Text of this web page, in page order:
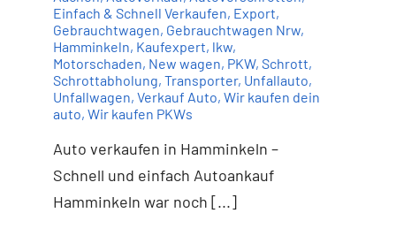
Einfach & Schnell Verkaufen, Export,
Gebrauchtwagen, Gebrauchtwagen Nrw,
Hamminkeln, Kaufexpert, lkw,
Motorschaden, New wagen, PKW, Schrott,
Schrottabholung, Transporter, Unfallauto,
Unfallwagen, Verkauf Auto, Wir kaufen dein
auto, Wir kaufen PKWs
Auto verkaufen in Hamminkeln –
Schnell und einfach Autoankauf
Hamminkeln war noch [...]